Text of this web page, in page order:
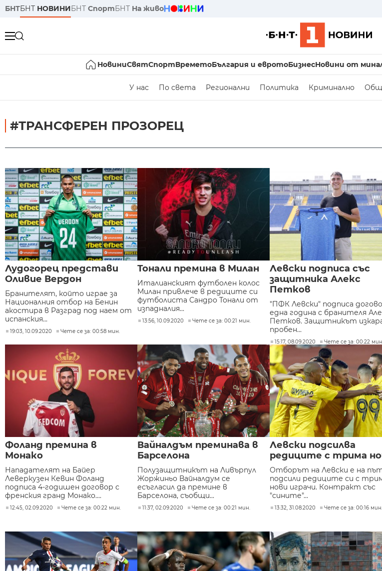
БНТБНТ НОВИНИБНТ СпортБНТ На живо
НовиниСвятСпортВреметоБългария и евротоБизнесНовини от
У нас По света Регионални Политика Криминално
#ТРАНСФЕРЕН ПРОЗОРЕЦ
Лудогорец представи
Оливие Вердон
Бранителят, който играе за
Националния отбор на Бенин
акостира в Разград под наем от
испанския...
19:03, 10.09.2020 Чете се за: 00:58 мин.
Тонали премина в Милан
Италианският футболен колос
Милан привлече в редиците си
футболиста Сандро Тонали от
изпадналия...
13:56, 10.09.2020 Чете се за: 00:21 мин.
Левски подписа със
защитника Алекс
Петков
"ПФК Левски" подписа
една година с бранителя
Петков. Защитникът
пробен...
15:17, 08.09.2020 Чете се за: 00:22
Фоланд премина в
Монако
Нападателят на Байер
Леверкузен Кевин Фоланд
подписа 4-годишен договор с
френския гранд Монако....
12:45, 02.09.2020 Чете се за: 00:22 мин.
Вайналдъм преминава в
Барселона
Полузащитникът на Ливърпул
Жоржиньо Вайналдум се
есъгласил да премине в
Барселона, съобщи...
11:37, 02.09.2020 Чете се за: 00:21 мин.
Левски подсилва
редиците с трима
Отборът на Левски е на
подсили редиците си с
нови играчи. Контракт със
"сините"...
13:32, 31.08.2020 Чете се за: 00:16 мин.